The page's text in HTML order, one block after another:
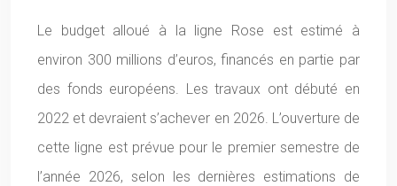
Le budget alloué à la ligne Rose est estimé à
environ 300 millions d’euros, financés en partie par
des fonds européens. Les travaux ont débuté en
2022 et devraient s’achever en 2026. L’ouverture de
cette ligne est prévue pour le premier semestre de
l’année 2026, selon les dernières estimations de